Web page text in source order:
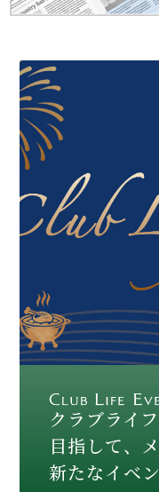
クラブライ
目指して、
新たなイベ